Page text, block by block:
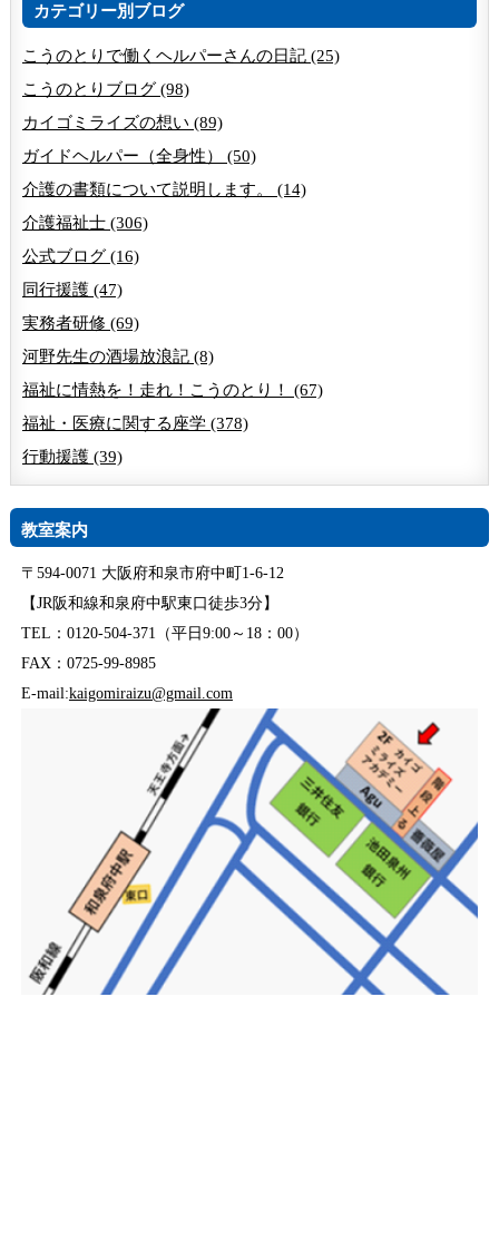
カテゴリー別ブログ
こうのとりで働くヘルパーさんの日記 (25)
こうのとりブログ (98)
カイゴミライズの想い (89)
ガイドヘルパー（全身性） (50)
介護の書類について説明します。 (14)
介護福祉士 (306)
公式ブログ (16)
同行援護 (47)
実務者研修 (69)
河野先生の酒場放浪記 (8)
福祉に情熱を！走れ！こうのとり！ (67)
福祉・医療に関する座学 (378)
行動援護 (39)
教室案内
〒594-0071 大阪府和泉市府中町1-6-12
【JR阪和線和泉府中駅東口徒歩3分】
TEL：0120-504-371（平日9:00～18：00）
FAX：0725-99-8985
E-mail:kaigomiraizu@gmail.com